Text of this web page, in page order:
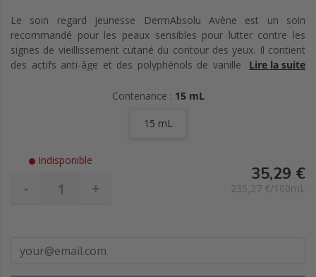
Le soin regard jeunesse DermAbsolu Avène est un soin
recommandé pour les peaux sensibles pour lutter contre les
signes de vieillissement cutané du contour des yeux. Il contient
des actifs anti-âge et des polyphénols de vanille qui boostent
la perte de densité. Il est également formulé à base de glycoléol
cellulaire renforçant les cellules et participant au maintien des
décongestionnantes. Il est enfin enrichi en eau thermale d'Avène
reconnue pour ses vertus apaisantes et anti-irritantes. Ce soin
s'applique facilement grâce à son applicateur massant effet
fraîcheur et permet d'atténuer les poches et les cernes tout en
Lire la suite
Contenance : 15 mL
15 mL
Indisponible
- +
35,29 €
235,27 €/100mL